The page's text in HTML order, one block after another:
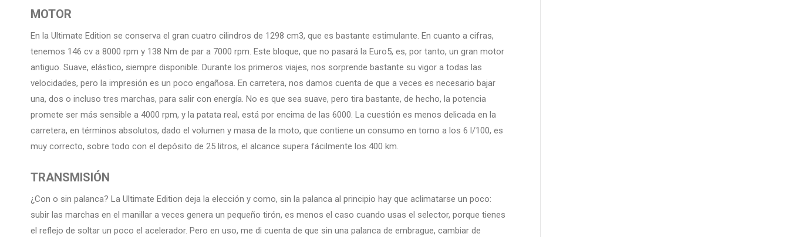
MOTOR
En la Ultimate Edition se conserva el gran cuatro cilindros de 1298 cm3, que es bastante estimulante. En cuanto a cifras,
tenemos 146 cv a 8000 rpm y 138 Nm de par a 7000 rpm. Este bloque, que no pasará la Euro5, es, por tanto, un gran motor
antiguo. Suave, elástico, siempre disponible. Durante los primeros viajes, nos sorprende bastante su vigor a todas las
velocidades, pero la impresión es un poco engañosa. En carretera, nos damos cuenta de que a veces es necesario bajar
una, dos o incluso tres marchas, para salir con energía. No es que sea suave, pero tira bastante, de hecho, la potencia
promete ser más sensible a 4000 rpm, y la patata real, está por encima de las 6000. La cuestión es menos delicada en la
carretera, en términos absolutos, dado el volumen y masa de la moto, que contiene un consumo en torno a los 6 l/100, es
muy correcto, sobre todo con el depósito de 25 litros, el alcance supera fácilmente los 400 km.
TRANSMISIÓN
¿Con o sin palanca? La Ultimate Edition deja la elección y como, sin la palanca al principio hay que aclimatarse un poco:
subir las marchas en el manillar a veces genera un pequeño tirón, es menos el caso cuando usas el selector, porque tienes
el reflejo de soltar un poco el acelerador. Pero en uso, me di cuenta de que sin una palanca de embrague, cambiar de